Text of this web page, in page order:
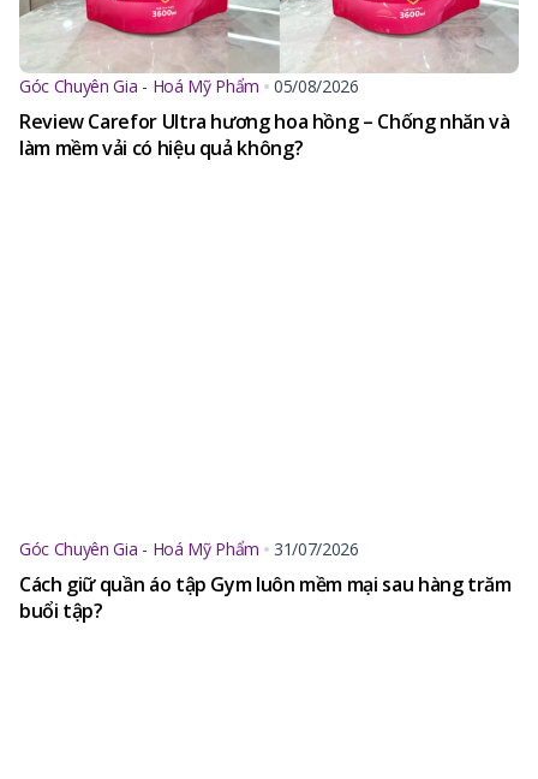
Góc Chuyên Gia - Hoá Mỹ Phẩm 05/08/2026
Review Carefor Ultra hương hoa hồng – Chống nhăn và
làm mềm vải có hiệu quả không?
Góc Chuyên Gia - Hoá Mỹ Phẩm 31/07/2026
Cách giữ quần áo tập Gym luôn mềm mại sau hàng trăm
buổi tập?